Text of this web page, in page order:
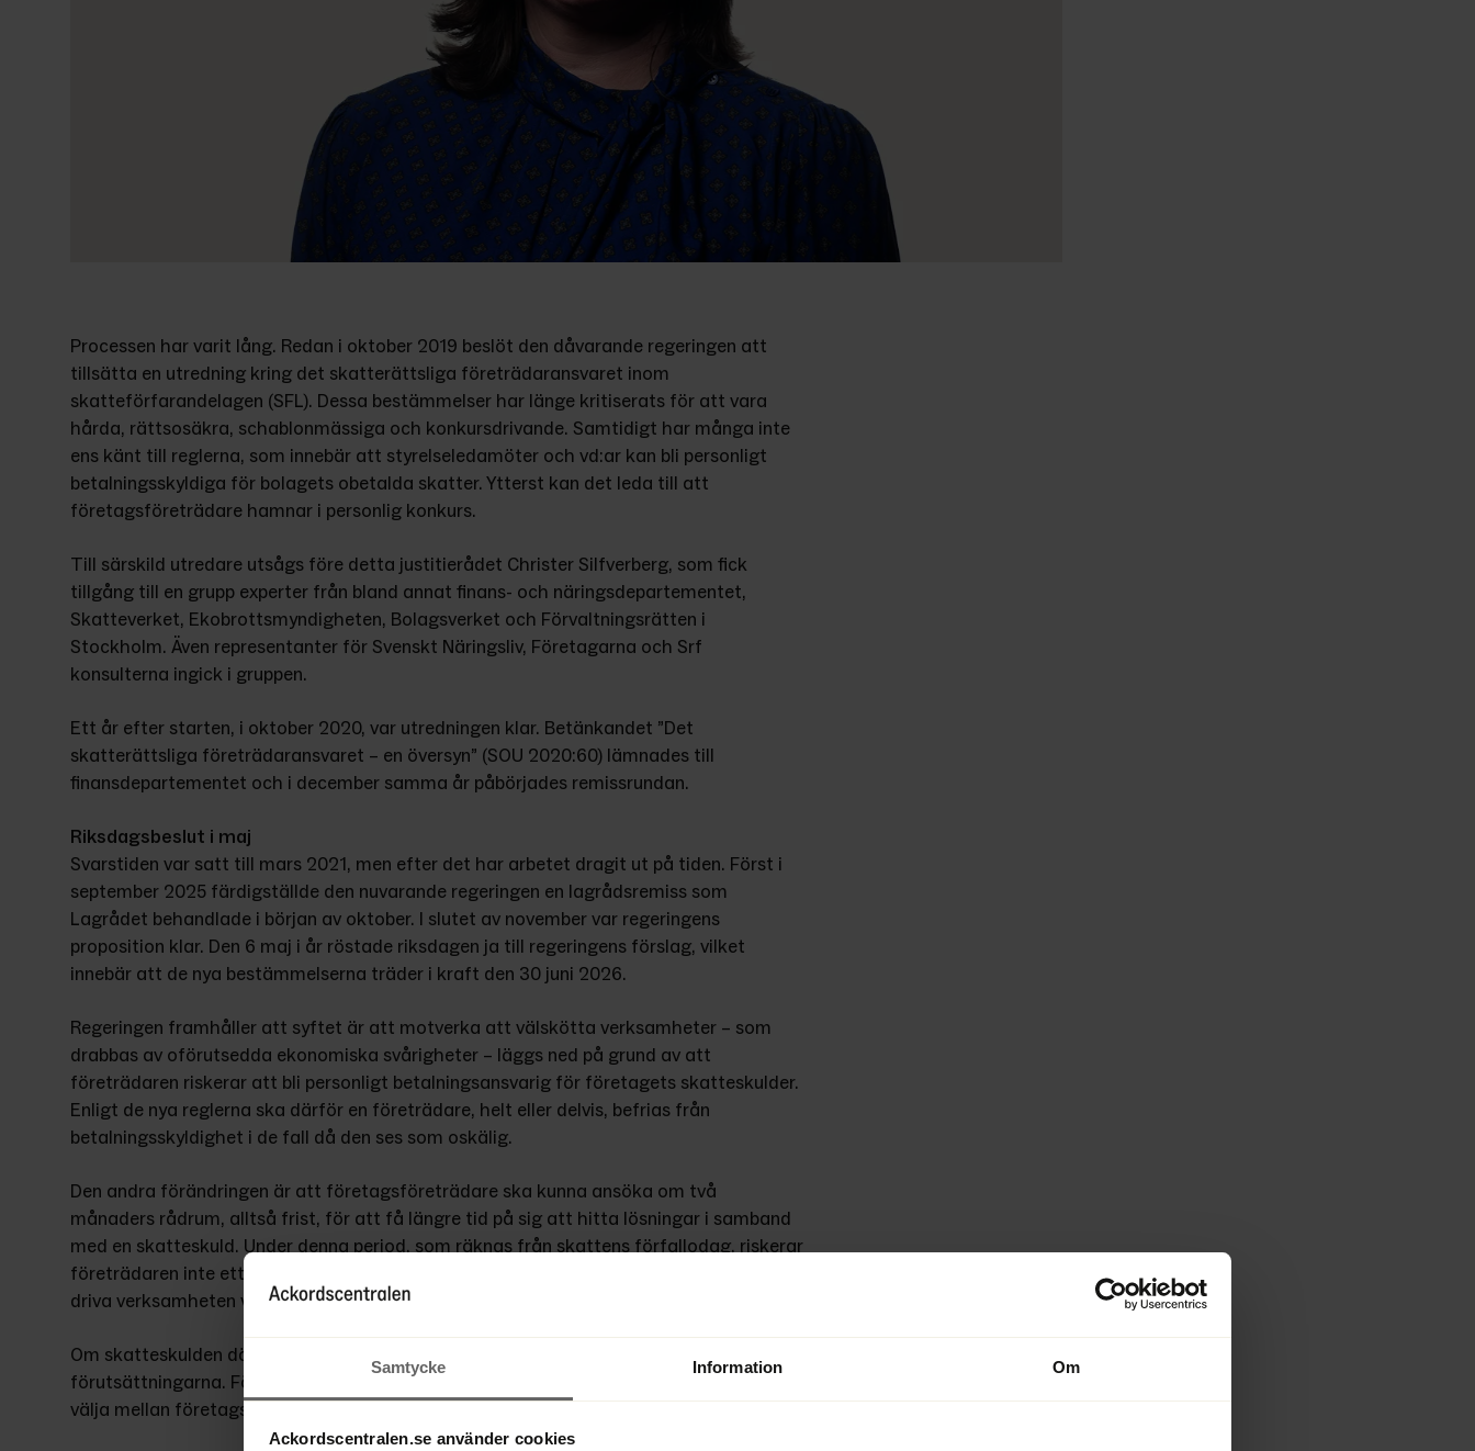
Samtycke Information Om
Ackordscentralen.se använder cookies
Processen har varit lång. Redan i oktober 2019 beslöt den dåvarande regeringen att
tillsätta en utredning kring det skatterättsliga företrädaransvaret inom
skatteförfarandelagen (SFL). Dessa bestämmelser har länge kritiserats för att vara
hårda, rättsosäkra, schablonmässiga och konkursdrivande. Samtidigt har många inte
ens känt till reglerna, som innebär att styrelseledamöter och vd:ar kan bli personligt
betalningsskyldiga för bolagets obetalda skatter. Ytterst kan det leda till att
företagsföreträdare hamnar i personlig konkurs.
Till särskild utredare utsågs före detta justitierådet Christer Silfverberg, som fick
tillgång till en grupp experter från bland annat finans- och näringsdepartementet,
Skatteverket, Ekobrottsmyndigheten, Bolagsverket och Förvaltningsrätten i
Stockholm. Även representanter för Svenskt Näringsliv, Företagarna och Srf
konsulterna ingick i gruppen.
Ett år efter starten, i oktober 2020, var utredningen klar. Betänkandet ”Det
skatterättsliga företrädaransvaret – en översyn” (SOU 2020:60) lämnades till
finansdepartementet och i december samma år påbörjades remissrundan.
Riksdagsbeslut i maj
Svarstiden var satt till mars 2021, men efter det har arbetet dragit ut på tiden. Först i
september 2025 färdigställde den nuvarande regeringen en lagrådsremiss som
Lagrådet behandlade i början av oktober. I slutet av november var regeringens
proposition klar. Den 6 maj i år röstade riksdagen ja till regeringens förslag, vilket
innebär att de nya bestämmelserna träder i kraft den 30 juni 2026.
Regeringen framhåller att syftet är att motverka att välskötta verksamheter – som
drabbas av oförutsedda ekonomiska svårigheter – läggs ned på grund av att
företrädaren riskerar att bli personligt betalningsansvarig för företagets skatteskulder.
Enligt de nya reglerna ska därför en företrädare, helt eller delvis, befrias från
betalningsskyldighet i de fall då den ses som oskälig.
Den andra förändringen är att företagsföreträdare ska kunna ansöka om två
månaders rådrum, alltså frist, för att få längre tid på sig att hitta lösningar i samband
med en skatteskuld. Under denna period, som räknas från skattens förfallodag, riskerar
företrädaren inte ett personligt betalningsansvar utan ges tid att agera för att kunna
driva verksamheten vidare.
Om skatteskulden däremot kvarstår när rådsrumstiden upphör ändras
förutsättningarna. För att undvika personligt ansvar måste företrädaren i det läget
välja mellan företagsrekonstruktion, konkurs eller likvidation av bolaget.